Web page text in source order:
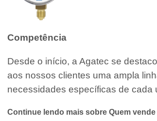
Competência
Desde o início, a Agatec se
aos nossos clientes uma ampla
necessidades específicas de cada
Continue lendo mais sobre Quem